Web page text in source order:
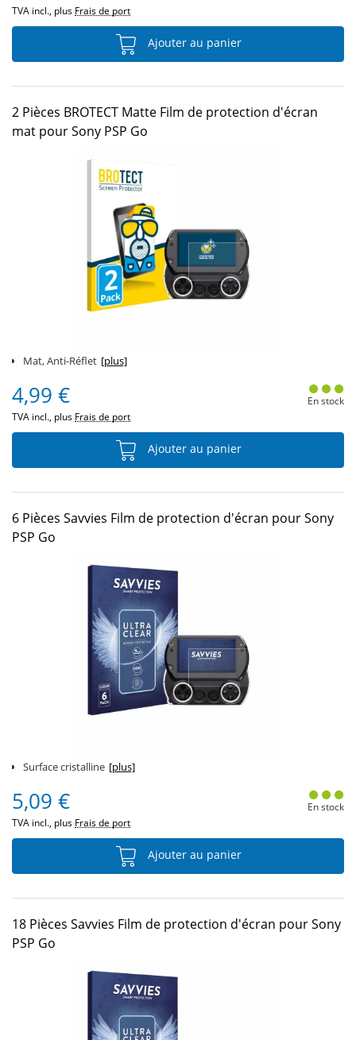
TVA incl., plus Frais de port
Ajouter au panier
2 Pièces BROTECT Matte Film de protection d'écran
mat pour Sony PSP Go
Mat, Anti-Réflet [plus]
4,99 €
TVA incl., plus Frais de port
En stock
Ajouter au panier
6 Pièces Savvies Film de protection d'écran pour Sony
PSP Go
Surface cristalline [plus]
5,09 €
TVA incl., plus Frais de port
En stock
Ajouter au panier
18 Pièces Savvies Film de protection d'écran pour Sony
PSP Go